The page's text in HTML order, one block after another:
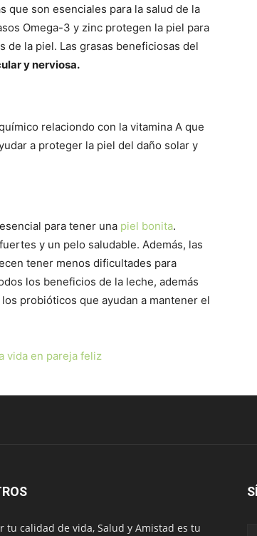
que son esenciales para la salud de la
Omega-3 y zinc protegen la piel para
de la piel. Las grasas beneficiosas del
y nerviosa.
relaciondo con la vitamina A que
a proteger la piel del daño solar y
para tener una piel bonita.
y un pelo saludable. Además, las
tener menos dificultades para
los beneficios de la leche, además
probióticos que ayudan a mantener el
vida en pareja feliz
tu calidad de vida, Salud y Amistad es tu